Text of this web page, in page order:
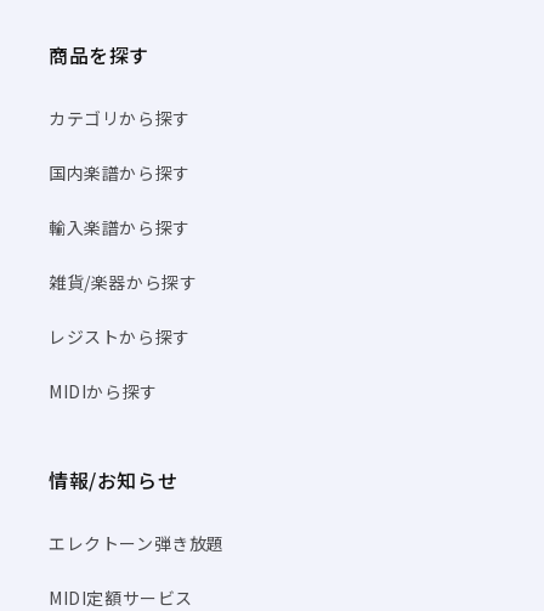
商品を探す
カテゴリから探す
国内楽譜から探す
輸入楽譜から探す
雑貨/楽器から探す
レジストから探す
MIDIから探す
情報/お知らせ
エレクトーン弾き放題
MIDI定額サービス